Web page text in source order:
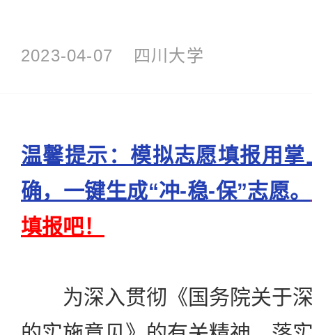
2023-04-07 四川大学
温馨提示：模拟志愿填报用
确，一键生成“冲-稳-保”志愿。
填报吧！
为深入贯彻《国务院关于深